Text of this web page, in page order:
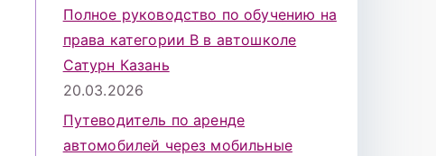
Полное руководство по обучению на
права категории B в автошколе
Сатурн Казань
20.03.2026
Путеводитель по аренде
автомобилей через мобильные